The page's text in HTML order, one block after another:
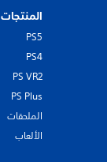
المنتجات
PS5
PS4
PS VR2
PS Plus
الملحقات
الألعاب